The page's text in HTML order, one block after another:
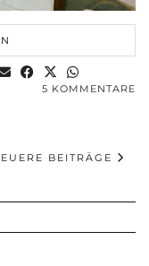
5 KOMMENTARE
BEITRÄGE